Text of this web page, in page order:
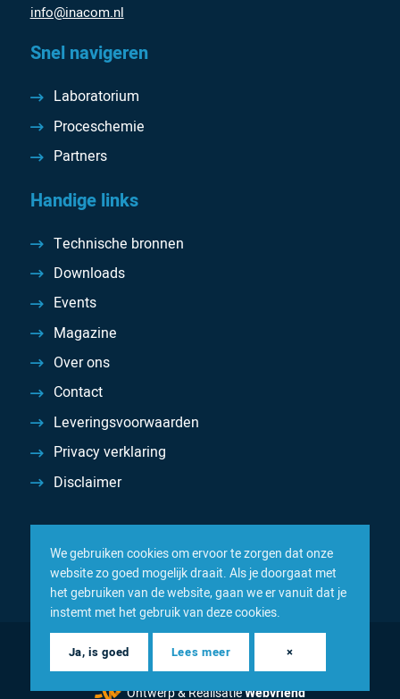
info@inacom.nl
Snel navigeren
Laboratorium
Proceschemie
Partners
Handige links
Technische bronnen
Downloads
Events
Magazine
Over ons
Contact
Leveringsvoorwaarden
Privacy verklaring
Disclaimer
© 2026 Inacom — Sterk in spareparts, consumables en
componenten
Ontwerp & RealisatieWebvriend
We gebruiken cookies om ervoor te zorgen dat onze
website zo goed mogelijk draait. Als je doorgaat met
het gebruiken van de website, gaan we er vanuit dat je
instemt met het gebruik van deze cookies.
Ja, is goed Lees meer ×